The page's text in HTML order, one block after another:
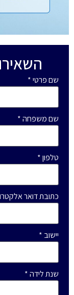
שם פרטי*
שם משפחה*
טלפון*
כתובת דואר
יישוב *
שנת לידה*